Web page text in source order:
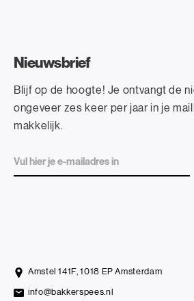
Nieuwsbrief
Blijf op de hoogte! Je ontvangt de
ongeveer zes keer per jaar in je
makkelijk.
Amstel 141F, 1018 EP Amsterdam
info@bakkerspees.nl